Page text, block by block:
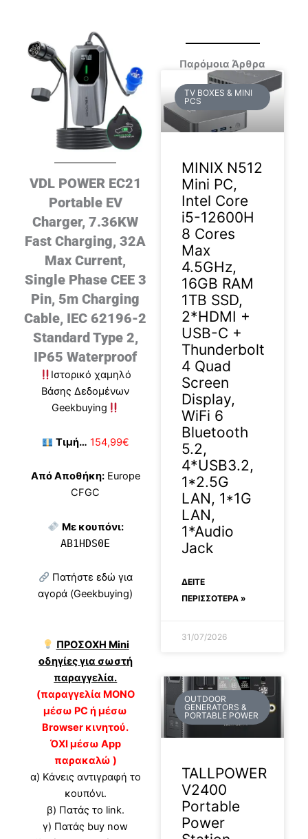
VDL POWER EC21
Portable EV
Charger, 7.36KW
Fast Charging, 32A
Max Current,
Single Phase CEE 3
Pin, 5m Charging
Cable, IEC 62196-2
Standard Type 2,
IP65 Waterproof
Ιστορικό χαμηλό
Βάσης Δεδομένων
Geekbuying
Τιμή… 154,99€
Από Αποθήκη:Europe
CFGC
Με κουπόνι:
AB1HDS0E
Πατήστε εδώ για
αγορά (Geekbuying)
ΠΡΟΣΟΧΗ Mini
οδηγίες για σωστή
παραγγελία.
(παραγγελία ΜΟΝΟ
μέσω PC ή μέσω
Browser κινητού.
ΌΧΙ μέσω App
παρακαλώ )
α) Κάνεις αντιγραφή το
κουπόνι.
β) Πατάς το link.
γ) Πατάς buy now
Παρόμοια Άρθρα
TV BOXES & MINI
PCS
MINIX N512
Mini PC,
Intel Core
i5-12600H
8 Cores
Max
4.5GHz,
16GB RAM
1TB SSD,
2*HDMI +
USB-C +
Thunderbolt
4 Quad
Screen
Display,
WiFi 6
Bluetooth
5.2,
4*USB3.2,
1*2.5G
LAN, 1*1G
LAN,
1*Audio
Jack
ΔΕΊΤΕ
ΠΕΡΙΣΣΟΤΕΡΑ »
31/07/2026
OUTDOOR
GENERATORS &
PORTABLE POWER
TALLPOWER
V2400
Portable
Power